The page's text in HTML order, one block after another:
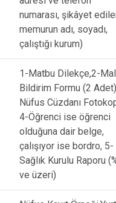
numarası, şikâyet
memurun adı, soyadı,
çalıştığı kurum)
1-Matbu Dilekçe,2-Mal
Bildirim Formu (2
Nüfus Cüzdanı
4-Öğrenci ise öğrenci
olduğuna dair belge,
çalışıyor ise bordro, 5-
Sağlık Kurulu Raporu
ve üzeri)